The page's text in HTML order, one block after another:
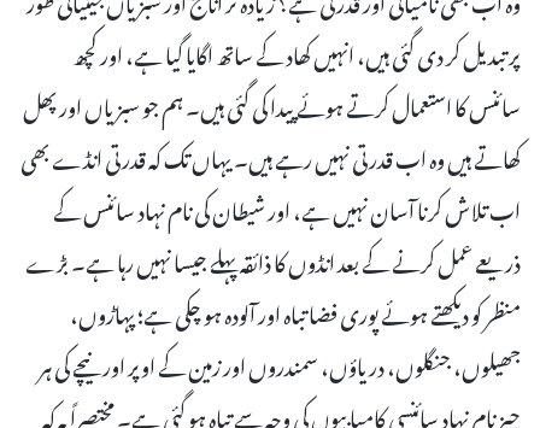
پر تبدیل کر دی گئی ہیں، انہیں کھاد کے ساتھ اگایا گیا ہے، اور کچھ
سائنس کا استعمال کرتے ہوئے پیدا کی گئی ہیں۔ ہم جو سبزیاں اور پھل
کھاتے ہیں وہ اب قدرتی نہیں رہے ہیں۔ یہاں تک کہ قدرتی انڈے بھی
اب تلاش کرنا آسان نہیں ہے، اور شیطان کی نام نہاد سائنس کے
ذریعے عمل کرنے کے بعد انڈوں کا ذائقہ پہلے جیسا نہیں رہا ہے۔ بڑے
منظر کو دیکھتے ہوئے پوری فضا تباہ اور آلودہ ہو چکی ہے؛ پہاڑوں،
جھیلوں، جنگلوں، دریاؤں، سمندروں اور زمین کے اوپر اور نیچے کی ہر
چیز نام نہاد سائنسی کامیابیوں کی وجہ سے تباہ ہو گئی ہے۔ مختصراً یہ کہ